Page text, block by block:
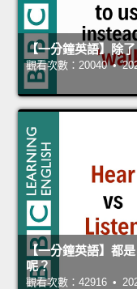
【一分鐘英語】除
觀看次數：20040 •
【一分鐘英語】都
呢？
觀看次數：42916 •